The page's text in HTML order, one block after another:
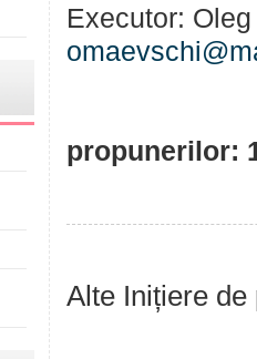
Executor:
propunerilor:
Alte Inițiere de